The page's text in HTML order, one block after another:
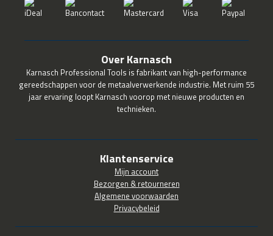
Over Karnasch
Karnasch Professional Tools is fabrikant van high-performance
gereedschappen voor de metaalverwerkende industrie. Met ruim 55
jaar ervaring loopt Karnasch voorop met nieuwe producten en
technieken.
Klantenservice
Mijn account
Bezorgen & retourneren
Algemene voorwaarden
Privacybeleid